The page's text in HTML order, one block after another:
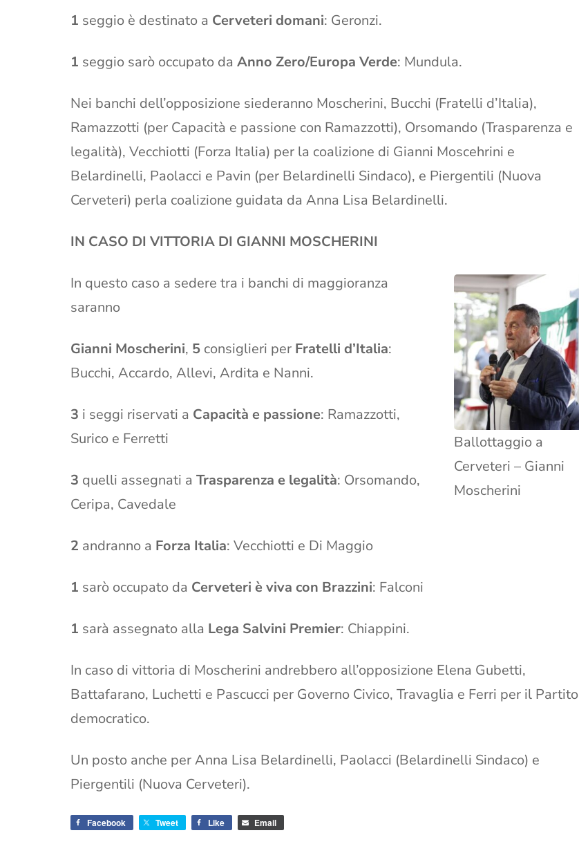
1 seggio è destinato a Cerveteri domani: Geronzi.
1 seggio sarò occupato da Anno Zero/Europa Verde: Mundula.
Nei banchi dell’opposizione siederanno Moscherini, Bucchi (Fratelli d’Italia),
Ramazzotti (per Capacità e passione con Ramazzotti), Orsomando (Trasparenza e
legalità), Vecchiotti (Forza Italia) per la coalizione di Gianni Moscehrini e
Belardinelli, Paolacci e Pavin (per Belardinelli Sindaco), e Piergentili (Nuova
Cerveteri) perla coalizione guidata da Anna Lisa Belardinelli.
IN CASO DI VITTORIA DI GIANNI MOSCHERINI
Ballottaggio a
Cerveteri – Gianni
Moscherini
In questo caso a sedere tra i banchi di maggioranza
saranno
Gianni Moscherini, 5 consiglieri per Fratelli d’Italia:
Bucchi, Accardo, Allevi, Ardita e Nanni.
3 i seggi riservati a Capacità e passione: Ramazzotti,
Surico e Ferretti
3 quelli assegnati a Trasparenza e legalità: Orsomando,
Ceripa, Cavedale
2 andranno a Forza Italia: Vecchiotti e Di Maggio
1 sarò occupato da Cerveteri è viva con Brazzini: Falconi
1 sarà assegnato alla Lega Salvini Premier: Chiappini.
In caso di vittoria di Moscherini andrebbero all’opposizione Elena Gubetti,
Battafarano, Luchetti e Pascucci per Governo Civico, Travaglia e Ferri per il Partito
democratico.
Un posto anche per Anna Lisa Belardinelli, Paolacci (Belardinelli Sindaco) e
Piergentili (Nuova Cerveteri).
Facebook Tweet Like Email